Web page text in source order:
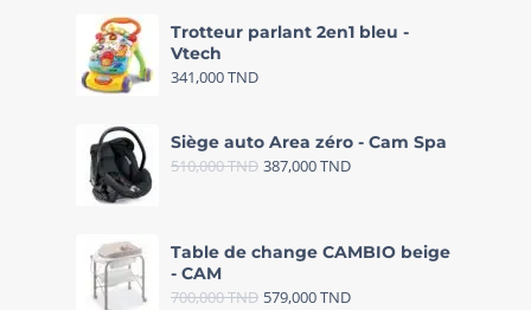
Trotteur parlant 2en1 bleu -
Vtech
341,000TND
Siège auto Area zéro - Cam Spa
510,000TND 387,000TND
Table de change CAMBIO beige
- CAM
700,000TND 579,000TND